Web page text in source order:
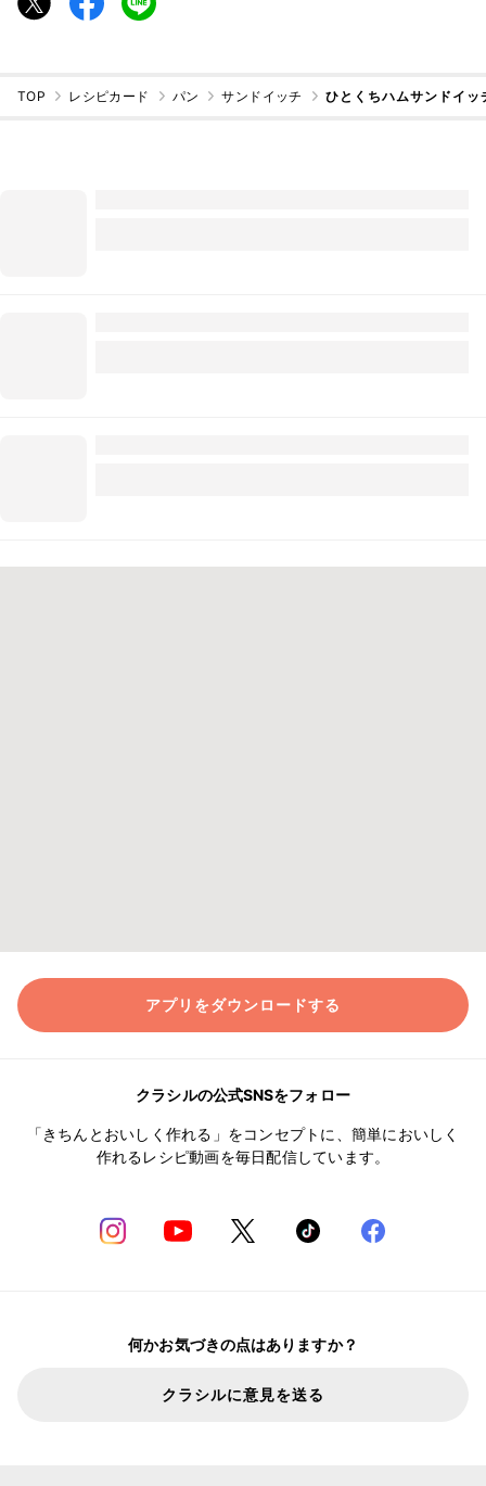
TOP レシピカード パン サンドイッチ ひとくちハムサンドイッ
アプリをダウンロードする
クラシルの公式SNSをフォロー
「きちんとおいしく作れる」をコンセプトに、簡単においしく
作れるレシピ動画を毎日配信しています。
何かお気づきの点はありますか？
クラシルに意見を送る